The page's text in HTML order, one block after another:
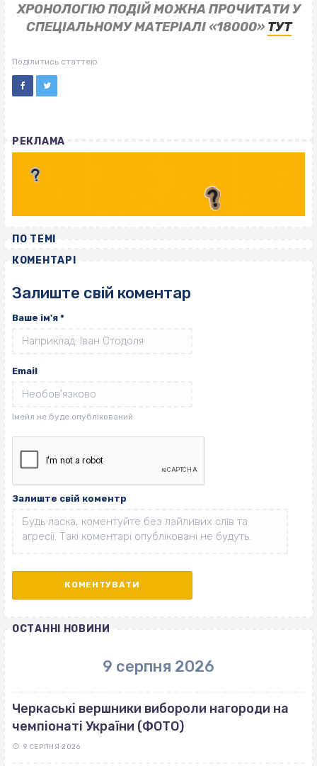
ХРОНОЛОГІЮ ПОДІЙ МОЖНА ПРОЧИТАТИ У
СПЕЦІАЛЬНОМУ МАТЕРІАЛІ «18000» ТУТ
Поділитись статтею
РЕКЛАМА
ПО ТЕМІ
КОМЕНТАРІ
Залиште свій коментар
Ваше ім'я *
Email
Залиште свій коментр
ОСТАННІ НОВИНИ
9 серпня 2026
Черкаські вершники вибороли нагороди на
чемпіонаті України (ФОТО)
9 СЕРПНЯ 2026